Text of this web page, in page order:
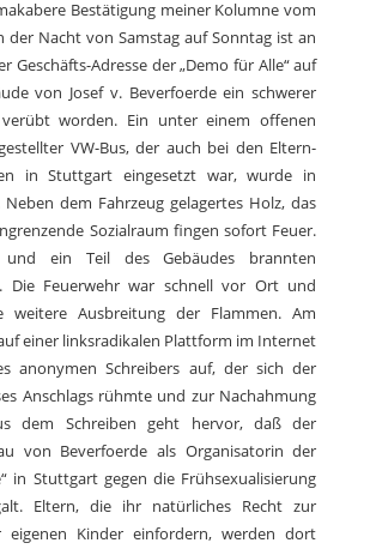
Bestätigung meiner Kolumne vom
der Nacht von Samstag auf Sonntag ist an
Geschäfts-Adresse der „Demo für Alle“ auf
von Josef v. Beverfoerde ein schwerer
verübt worden. Ein unter einem offenen
VW-Bus, der auch bei den Eltern-
in Stuttgart eingesetzt war, wurde in
Neben dem Fahrzeug gelagertes Holz, das
Sozialraum fingen sofort Feuer.
und ein Teil des Gebäudes brannten
Die Feuerwehr war schnell vor Ort und
weitere Ausbreitung der Flammen. Am
einer linksradikalen Plattform im Internet
anonymen Schreibers auf, der sich der
Anschlags rühmte und zur Nachahmung
dem Schreiben geht hervor, daß der
von Beverfoerde als Organisatorin der
in Stuttgart gegen die Frühsexualisierung
Eltern, die ihr natürliches Recht zur
eigenen Kinder einfordern, werden dort